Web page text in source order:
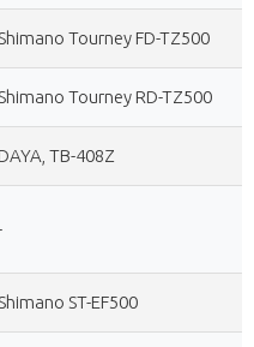
Shimano Tourney FD-TZ500
Shimano Tourney RD-TZ500
DAYA, TB-408Z
Shimano ST-EF500